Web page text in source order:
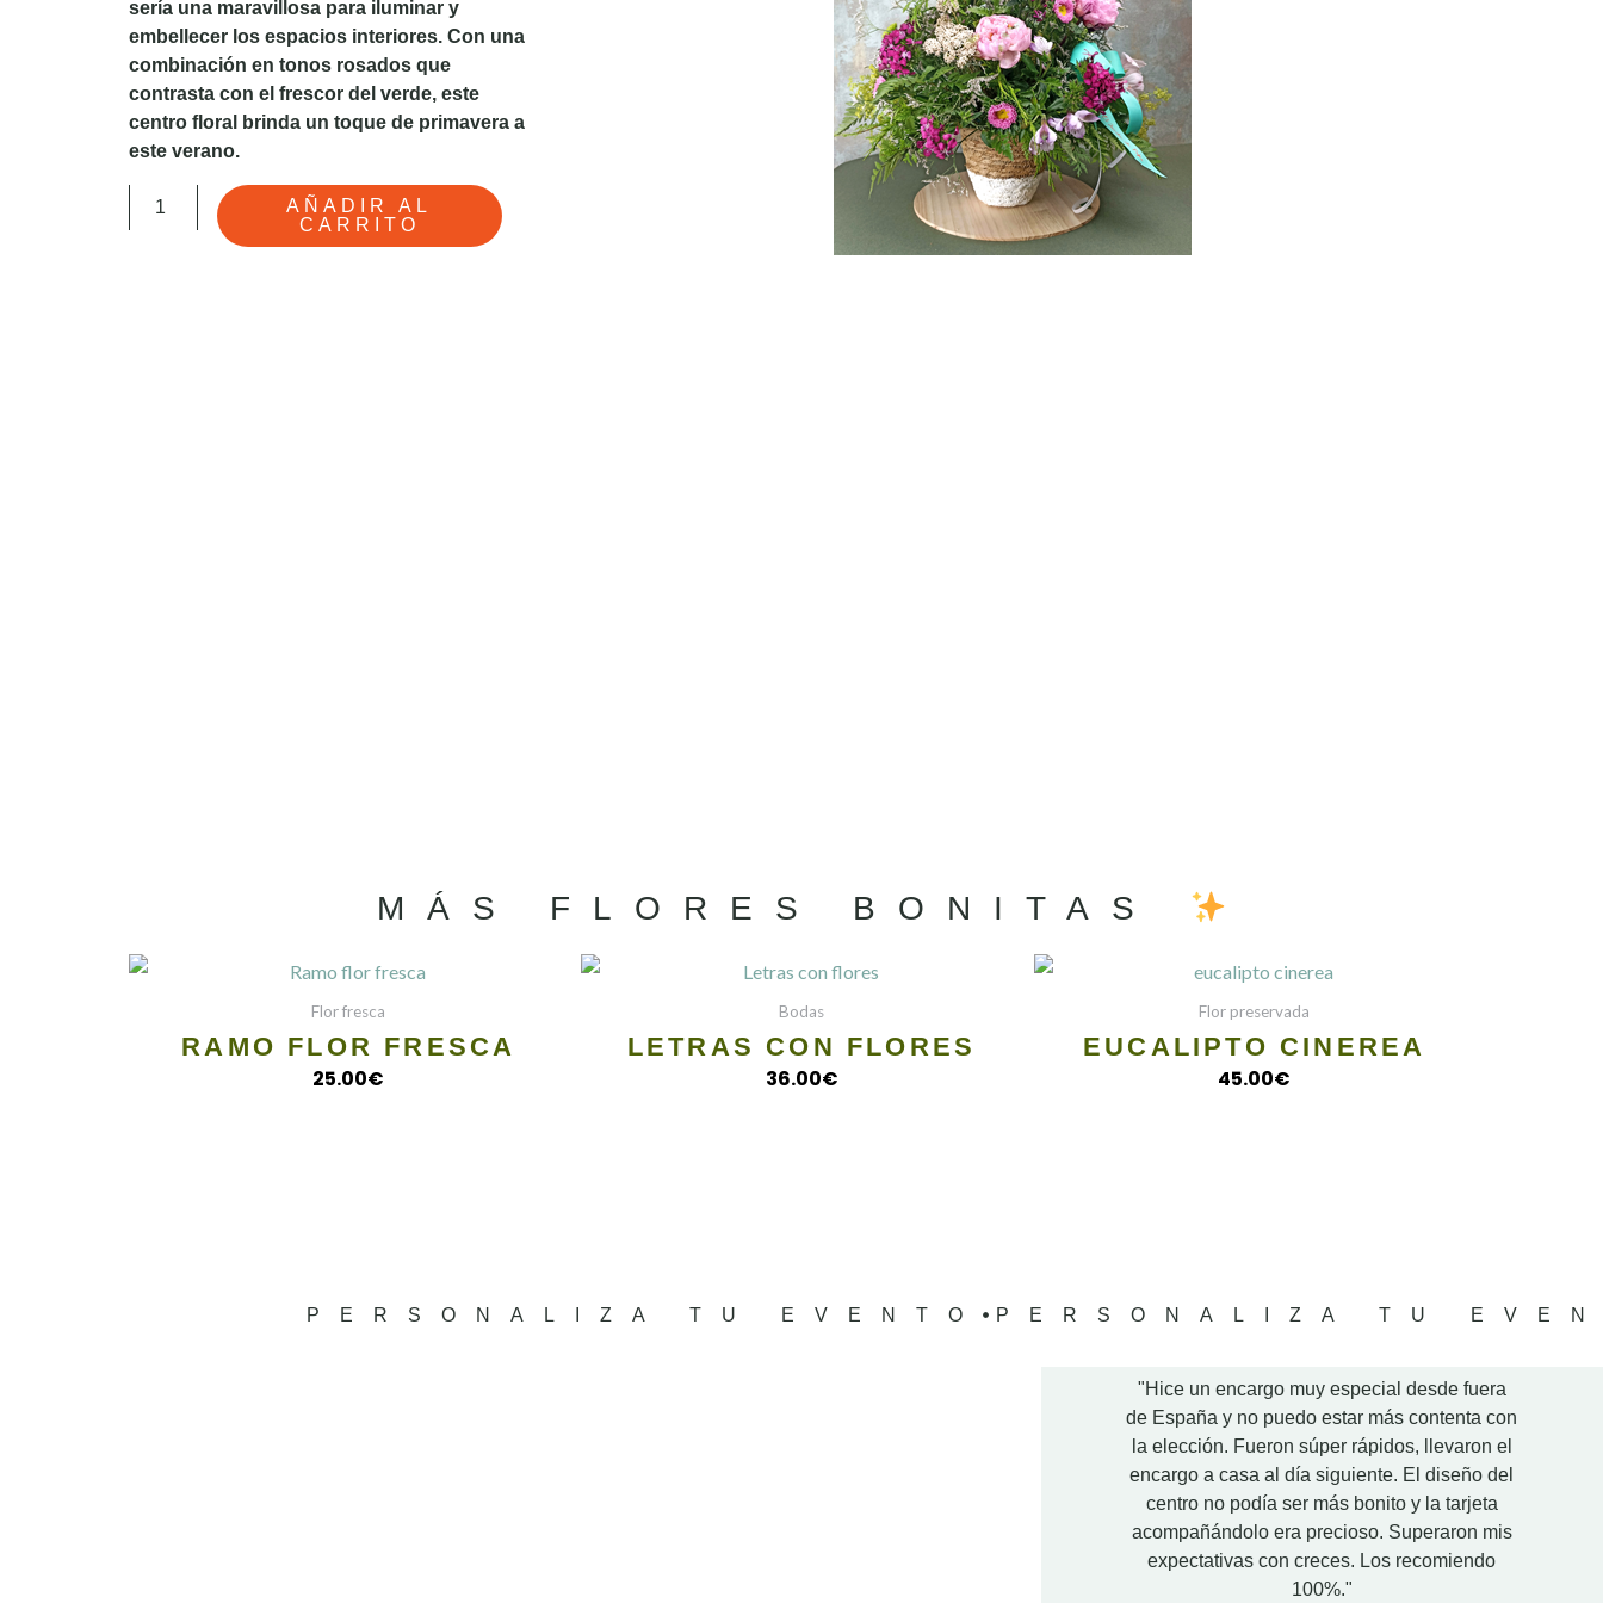
sería una maravillosa para iluminar y
embellecer los espacios interiores. Con una
combinación en tonos rosados que
contrasta con el frescor del verde, este
centro floral brinda un toque de primavera a
este verano.
Centro
de
AÑADIR AL
CARRITO
MÁS FLORES BONITAS
Flor fresca
RAMO FLOR FRESCA
25.00€
Bodas
LETRAS CON FLORES
36.00€
Flor preservada
EUCALIPTO CINEREA
45.00€
PERSONALIZA TU EVENTO PERSONALIZA TU
"Hice un encargo muy especial desde fuera
de España y no puedo estar más contenta con
la elección. Fueron súper rápidos, llevaron el
encargo a casa al día siguiente. El diseño del
centro no podía ser más bonito y la tarjeta
acompañándolo era precioso. Superaron mis
expectativas con creces. Los recomiendo
100%."